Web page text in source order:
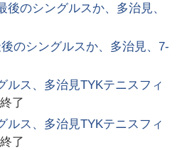
後のシングルスか、多治見、
後のシングルスか、多治見、7-
ルス、多治見TYKテニスフィ
了
ルス、多治見TYKテニスフィ
了